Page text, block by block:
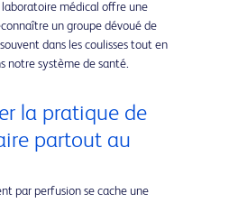
médical offre une
un groupe dévoué de
dans les coulisses tout en
notre système de santé.
la pratique de
partout au
par perfusion se cache une